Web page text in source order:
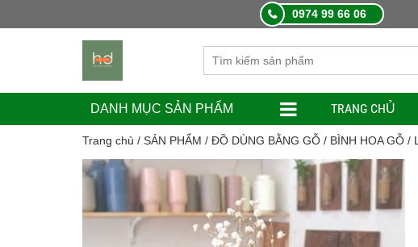
0974 99 66 06
DANH MỤC SẢN PHẨM TRANG CHỦ
Trang chủ / SẢN PHẨM / ĐỒ DÙNG BẰNG GỖ / BÌNH HOA GỖ /